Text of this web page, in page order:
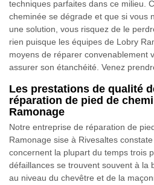
techniques parfaites dans ce milieu.
cheminée se dégrade et que si vous
une solution, vous risquez de le
rien puisque les équipes de Lobry
moyens de réparer convenablement
assurer son étanchéité. Venez
Les prestations de qualité
réparation de pied de
Ramonage
Notre entreprise de réparation de
Ramonage sise à Rivesaltes
concernent la plupart du temps trois
défaillances se trouvent souvent à la
au niveau du chevêtre et de la